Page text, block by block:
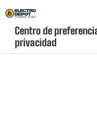
Menú
Centro de
privacidad